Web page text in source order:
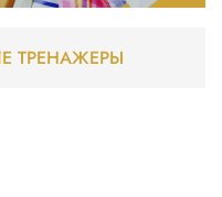
ТРЕНАЖЕРЫ